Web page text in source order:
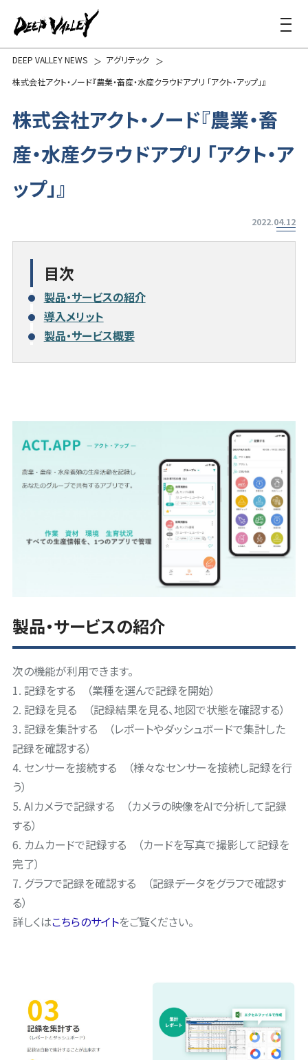
DEEP VALLEY NEWS
アグリテック
株式会社アクト・ノード『農業・畜産・水産クラウドアプリ 「アクト・アップ」』
株式会社アクト・ノード『農業・畜
産・水産クラウドアプリ 「アクト・ア
ップ」』
2022.04.12
目次
製品・サービスの紹介
導入メリット
製品・サービス概要
製品・サービスの紹介
次の機能が利用できます。
1. 記録をする （業種を選んで記録を開始）
2. 記録を見る （記録結果を見る、地図で状態を確認する）
3. 記録を集計する （レポートやダッシュボードで集計した
記録を確認する）
4. センサーを接続する （様々なセンサーを接続し記録を行
う）
5. AIカメラで記録する （カメラの映像をAIで分析して記録
する）
6. カムカードで記録する （カードを写真で撮影して記録を
完了）
7. グラフで記録を確認する （記録データをグラフで確認す
る）
詳しくはこちらのサイトをご覧ください。